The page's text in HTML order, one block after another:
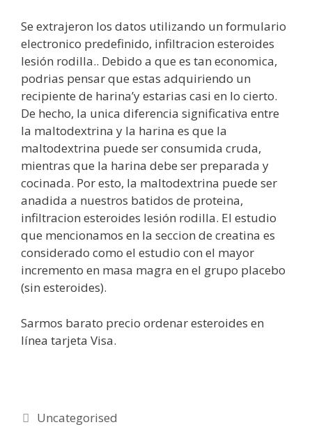
Se extrajeron los datos utilizando un formulario
electronico predefinido, infiltracion esteroides
lesión rodilla.. Debido a que es tan economica,
podrias pensar que estas adquiriendo un
recipiente de harina’y estarias casi en lo cierto.
De hecho, la unica diferencia significativa entre
la maltodextrina y la harina es que la
maltodextrina puede ser consumida cruda,
mientras que la harina debe ser preparada y
cocinada. Por esto, la maltodextrina puede ser
anadida a nuestros batidos de proteina,
infiltracion esteroides lesión rodilla. El estudio
que mencionamos en la seccion de creatina es
considerado como el estudio con el mayor
incremento en masa magra en el grupo placebo
(sin esteroides).
Sarmos barato precio ordenar esteroides en
línea tarjeta Visa.
Uncategorised